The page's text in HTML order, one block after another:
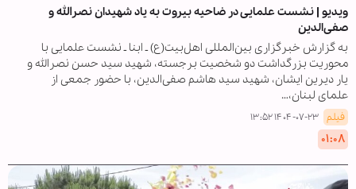
ویدیو | نشست علمایی در ضاحیه بیروت به یاد شهیدان نصرالله و
صفی‌الدین
به گزارش خبرگزاری بین‌المللی اهل‌بیت(ع) ـ ابنا ـ نشست علمایی با
محوریت بزرگداشت دو شخصیت برجسته، شهید سید حسن نصرالله و
یار دیرین ایشان، شهید سید هاشم صفی‌الدین، با حضور جمعی از
علمای لبنان،…
فیلم ۱۴۰۴-۰۷-۲۳ ۱۳:۵۲
۰۱:۰۸